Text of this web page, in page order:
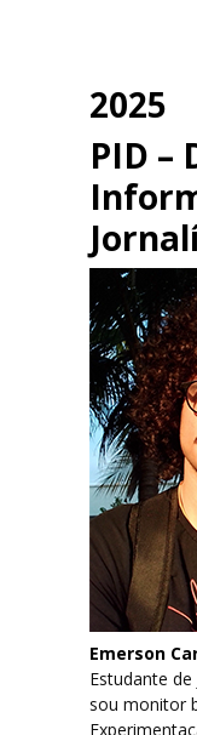
2025
PID –
Emerson
Estudante
sou monitor